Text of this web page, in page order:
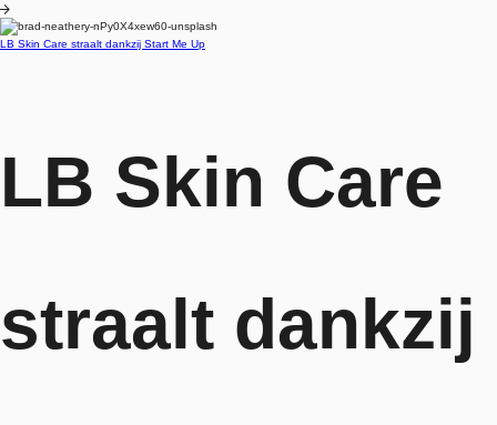
Blog
LB Skin Care straalt dankzij Start Me Up
LB Skin Care
straalt dankzij